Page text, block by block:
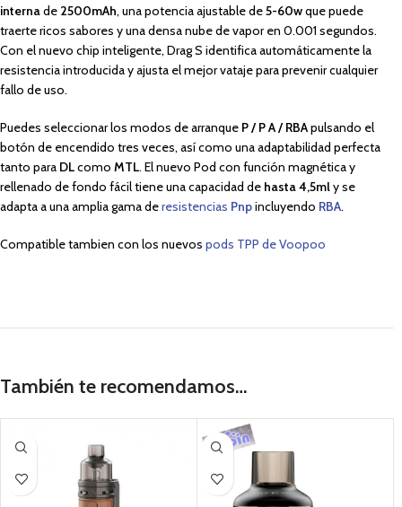
internade 2500mAh, una potencia ajustable de5-60wque puede
traerte ricos sabores y una densa nube de vapor en 0.001 segundos.
Con el nuevo chip inteligente, Drag S identifica automáticamente la
resistencia introducida y ajusta el mejor vataje para prevenir cualquier
fallo de uso.
Puedes seleccionar los modos de arranque P / P A / RBApulsando el
botón de encendido tres veces, así como una adaptabilidad perfecta
tanto para DLcomo MTL. El nuevo Pod con función magnética y
rellenado de fondo fácil tiene una capacidad de hasta 4,5mly se
adapta a una amplia gama deresistencias Pnpincluyendo RBA.
Compatible tambien con los nuevos pods TPP de Voopoo
También te recomendamos…